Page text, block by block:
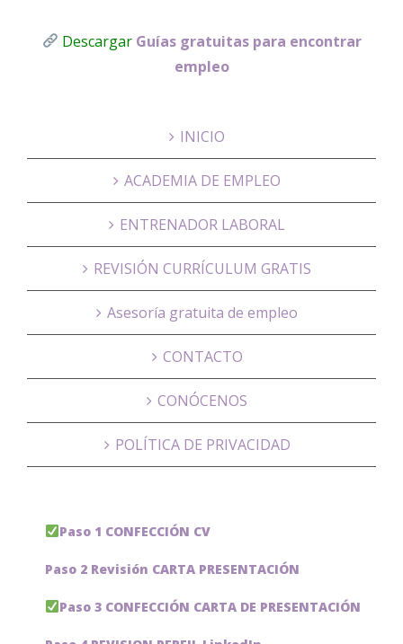
Descargar Guías gratuitas para encontrar
empleo
INICIO
ACADEMIA DE EMPLEO
ENTRENADOR LABORAL
REVISIÓN CURRÍCULUM GRATIS
Asesoría gratuita de empleo
CONTACTO
CONÓCENOS
POLÍTICA DE PRIVACIDAD
Paso 1 CONFECCIÓN CV
Paso 2 Revisión CARTA PRESENTACIÓN
Paso 3 CONFECCIÓN CARTA DE PRESENTACIÓN